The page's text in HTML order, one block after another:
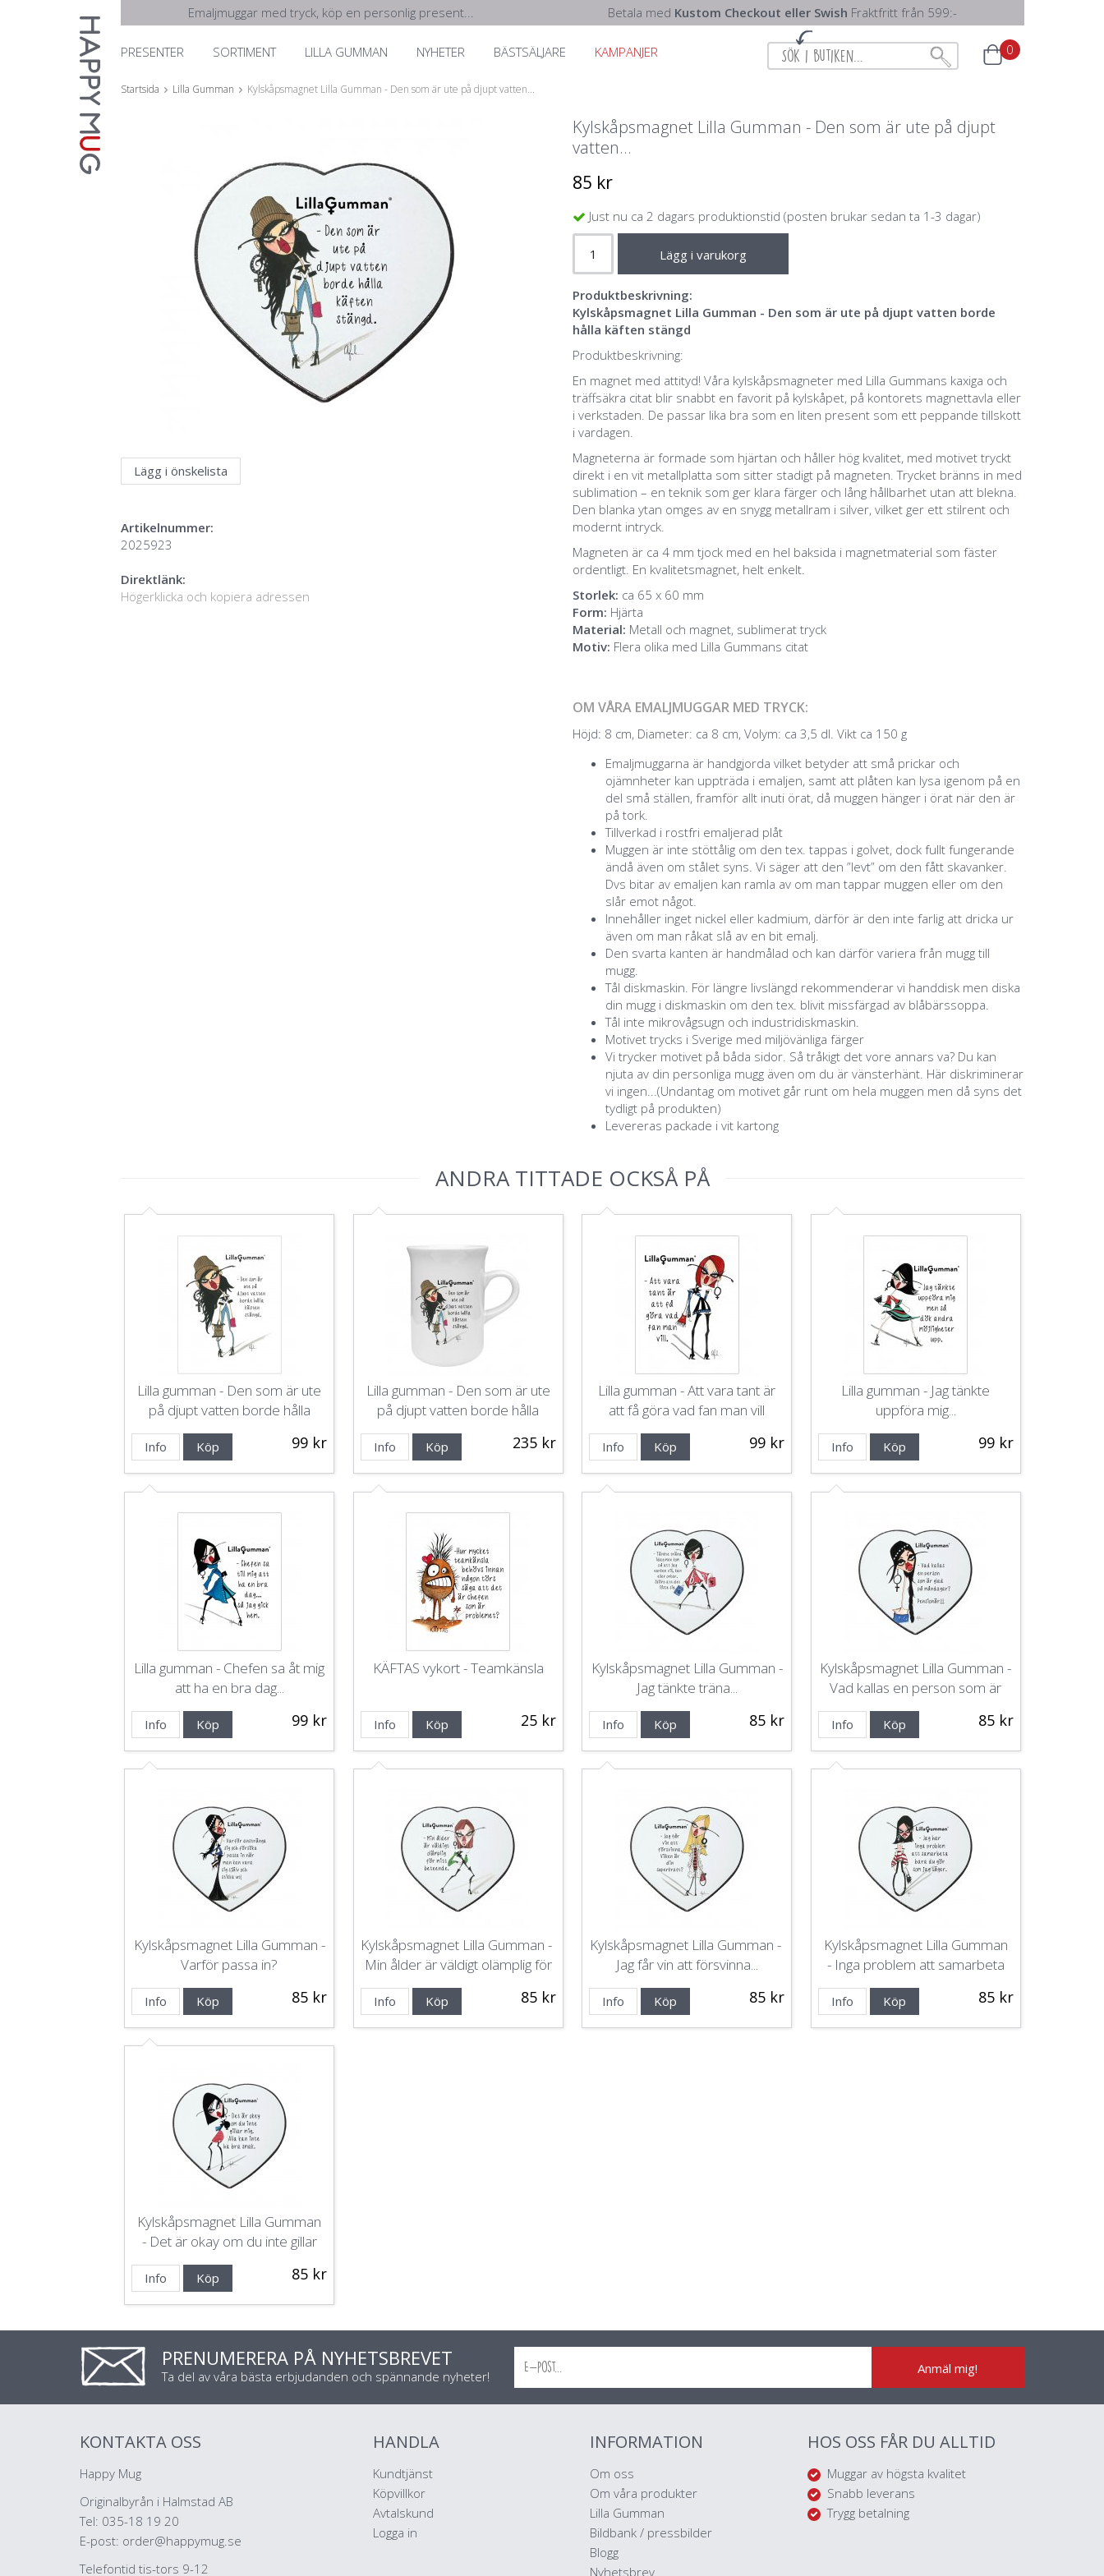
Emaljmuggar med tryck, köp en personlig present... Betala med Kustom Checkout eller Swish Fraktfritt från 599:-
PRESENTER SORTIMENT LILLA GUMMAN NYHETER BÄSTSÄLJARE KAMPANJER 0
Startsida Lilla Gumman Kylskåpsmagnet Lilla Gumman - Den som är ute på djupt vatten...
Kylskåpsmagnet Lilla Gumman - Den som är ute på djupt
vatten...
85 kr
Just nu ca 2 dagars produktionstid (posten brukar sedan ta 1-3 dagar)
Lägg i varukorg
Produktbeskrivning:
Kylskåpsmagnet Lilla Gumman - Den som är ute på djupt vatten borde
hålla käften stängd
Produktbeskrivning:
En magnet med attityd! Våra kylskåpsmagneter med Lilla Gummans kaxiga och
träffsäkra citat blir snabbt en favorit på kylskåpet, på kontorets magnettavla eller
i verkstaden. De passar lika bra som en liten present som ett peppande tillskott
i vardagen.
Magneterna är formade som hjärtan och håller hög kvalitet, med motivet tryckt
direkt i en vit metallplatta som sitter stadigt på magneten. Trycket bränns in med
sublimation – en teknik som ger klara färger och lång hållbarhet utan att blekna.
Den blanka ytan omges av en snygg metallram i silver, vilket ger ett stilrent och
modernt intryck.
Magneten är ca 4 mm tjock med en hel baksida i magnetmaterial som fäster
ordentligt. En kvalitetsmagnet, helt enkelt.
Storlek: ca 65 x 60 mm
Form: Hjärta
Material: Metall och magnet, sublimerat tryck
Motiv: Flera olika med Lilla Gummans citat
OM VÅRA EMALJMUGGAR MED TRYCK:
Höjd: 8 cm, Diameter: ca 8 cm, Volym: ca 3,5 dl. Vikt ca 150 g
Emaljmuggarna är handgjorda vilket betyder att små prickar och
ojämnheter kan uppträda i emaljen, samt att plåten kan lysa igenom på en
del små ställen, framför allt inuti örat, då muggen hänger i örat när den är
på tork.
Tillverkad i rostfri emaljerad plåt
Muggen är inte stöttålig om den tex. tappas i golvet, dock fullt fungerande
ändå även om stålet syns. Vi säger att den ”levt” om den fått skavanker.
Dvs bitar av emaljen kan ramla av om man tappar muggen eller om den
slår emot något.
Innehåller inget nickel eller kadmium, därför är den inte farlig att dricka ur
även om man råkat slå av en bit emalj.
Den svarta kanten är handmålad och kan därför variera från mugg till
mugg.
Tål diskmaskin. För längre livslängd rekommenderar vi handdisk men diska
din mugg i diskmaskin om den tex. blivit missfärgad av blåbärssoppa.
Tål inte mikrovågsugn och industridiskmaskin.
Motivet trycks i Sverige med miljövänliga färger
Vi trycker motivet på båda sidor. Så tråkigt det vore annars va? Du kan
njuta av din personliga mugg även om du är vänsterhänt. Här diskriminerar
vi ingen...(Undantag om motivet går runt om hela muggen men då syns det
tydligt på produkten)
Levereras packade i vit kartong
Lägg i önskelista
Artikelnummer:
2025923
Direktlänk:
Högerklicka och kopiera adressen
ANDRA TITTADE OCKSÅ PÅ
Lilla gumman - Den som är ute
på djupt vatten borde hålla
käften stängd
99 kr
Info Köp
Lilla gumman - Den som är ute
på djupt vatten borde hålla
käften stängd
235 kr
Info Köp
Lilla gumman - Att vara tant är
att få göra vad fan man vill
99 kr
Info Köp
Lilla gumman - Jag tänkte
uppföra mig...
99 kr
Info Köp
Lilla gumman - Chefen sa åt mig
att ha en bra dag...
99 kr
Info Köp
KÄFTAS vykort - Teamkänsla
25 kr
Info Köp
Kylskåpsmagnet Lilla Gumman -
Jag tänkte träna...
85 kr
Info Köp
Kylskåpsmagnet Lilla Gumman -
Vad kallas en person som är
glad på måndagar? Pensionär!
85 kr
Info Köp
Kylskåpsmagnet Lilla Gumman -
Varför passa in?
85 kr
Info Köp
Kylskåpsmagnet Lilla Gumman -
Min ålder är väldigt olämplig för
mitt beteende
85 kr
Info Köp
Kylskåpsmagnet Lilla Gumman -
Jag får vin att försvinna...
85 kr
Info Köp
Kylskåpsmagnet Lilla Gumman
- Inga problem att samarbeta
85 kr
Info Köp
Kylskåpsmagnet Lilla Gumman
- Det är okay om du inte gillar
mig.
85 kr
Info Köp
PRENUMERERA PÅ NYHETSBREVET
Ta del av våra bästa erbjudanden och spännande nyheter! Anmäl mig!
KONTAKTA OSS
Happy Mug
Originalbyrån i Halmstad AB
Tel: 035-18 19 20
E-post: order@happymug.se
Telefontid tis-tors 9-12
HANDLA
Kundtjänst
Köpvillkor
Avtalskund
Logga in
INFORMATION
Om oss
Om våra produkter
Lilla Gumman
Bildbank / pressbilder
Blogg
Nyhetsbrev
HOS OSS FÅR DU ALLTID
Muggar av högsta kvalitet
Snabb leverans
Trygg betalning